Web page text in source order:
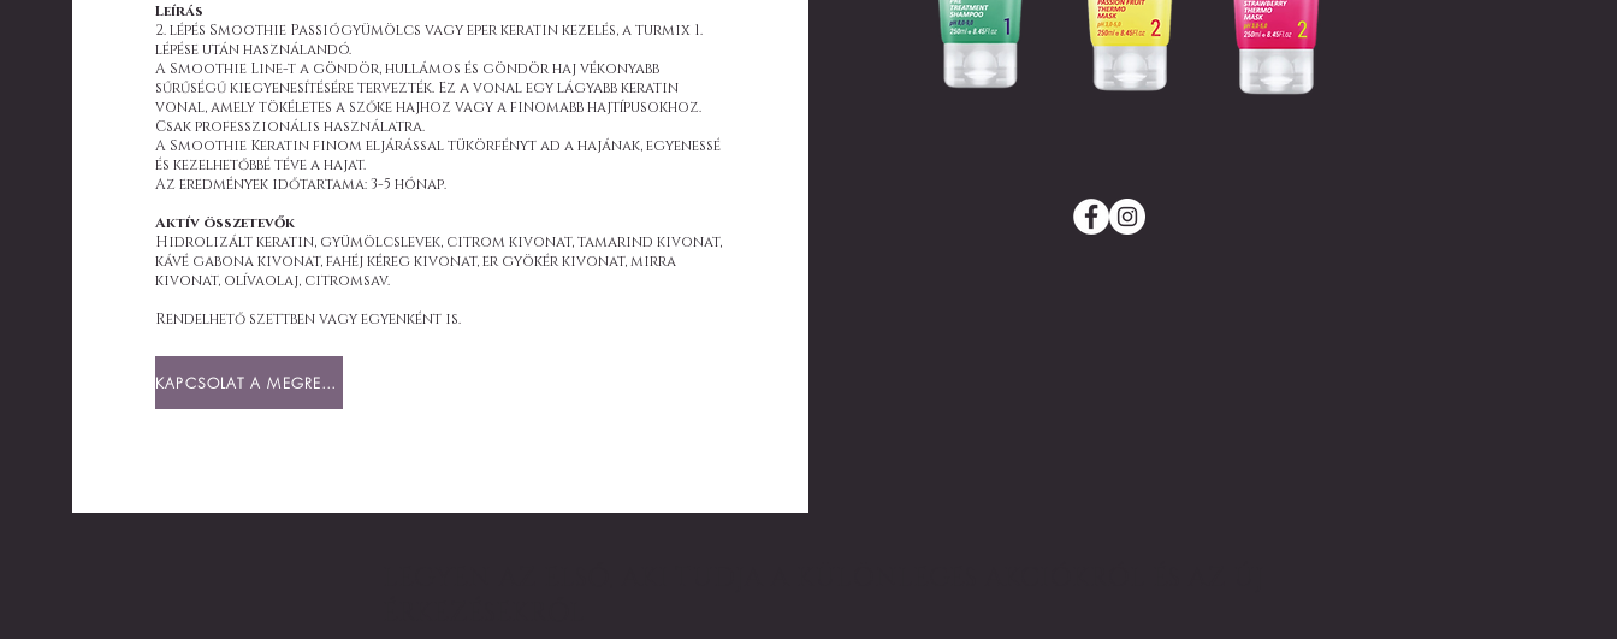
Leírás
2. lépés Smoothie Passiógyümölcs vagy eper keratin kezelés, a turmix 1.
lépése után használandó.
A Smoothie Line-t a göndör, hullámos és göndör haj vékonyabb
sűrűségű kiegyenesítésére tervezték. Ez a vonal egy lágyabb keratin
vonal, amely tökéletes a szőke hajhoz vagy a finomabb hajtípusokhoz.
Csak professzionális használatra.
A Smoothie Keratin finom eljárással tükörfényt ad a hajának, egyenessé
és kezelhetőbbé téve a hajat.
Az eredmények időtartama: 3-5 hónap.
Aktív összetevők
Hidrolizált keratin, gyümölcslevek, citrom kivonat, tamarind kivonat,
kávé gabona kivonat, fahéj kéreg kivonat, er gyökér kivonat, mirra
kivonat, olívaolaj, citromsav.
Rendelhető szettben vagy egyenként is.
KAPCSOLAT A MEGRENDELÉSÉHEZ